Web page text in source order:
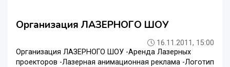
Организация ЛАЗЕРНОГО ШОУ
16.11.2011, 15:00
Организация ЛАЗЕРНОГО ШОУ -Аренда Лазерных
проекторов -Лазерная анимационная реклама -Логотип